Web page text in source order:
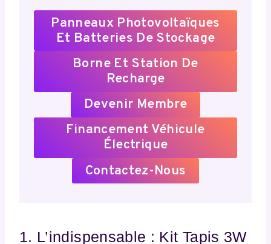
Panneaux Photovoltaïques
Et Batteries De Stockage
Borne Et Station De
Recharge
Devenir Membre
Financement Véhicule
Électrique
Contactez-Nous
1. L’indispensable : Kit Tapis 3W